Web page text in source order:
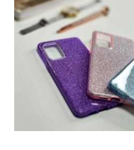
Quotes Collection